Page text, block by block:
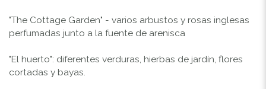
"The Cottage Garden" - varios arbustos y rosas inglesas
perfumadas junto a la fuente de arenisca
"El huerto": diferentes verduras, hierbas de jardín, flores
cortadas y bayas.